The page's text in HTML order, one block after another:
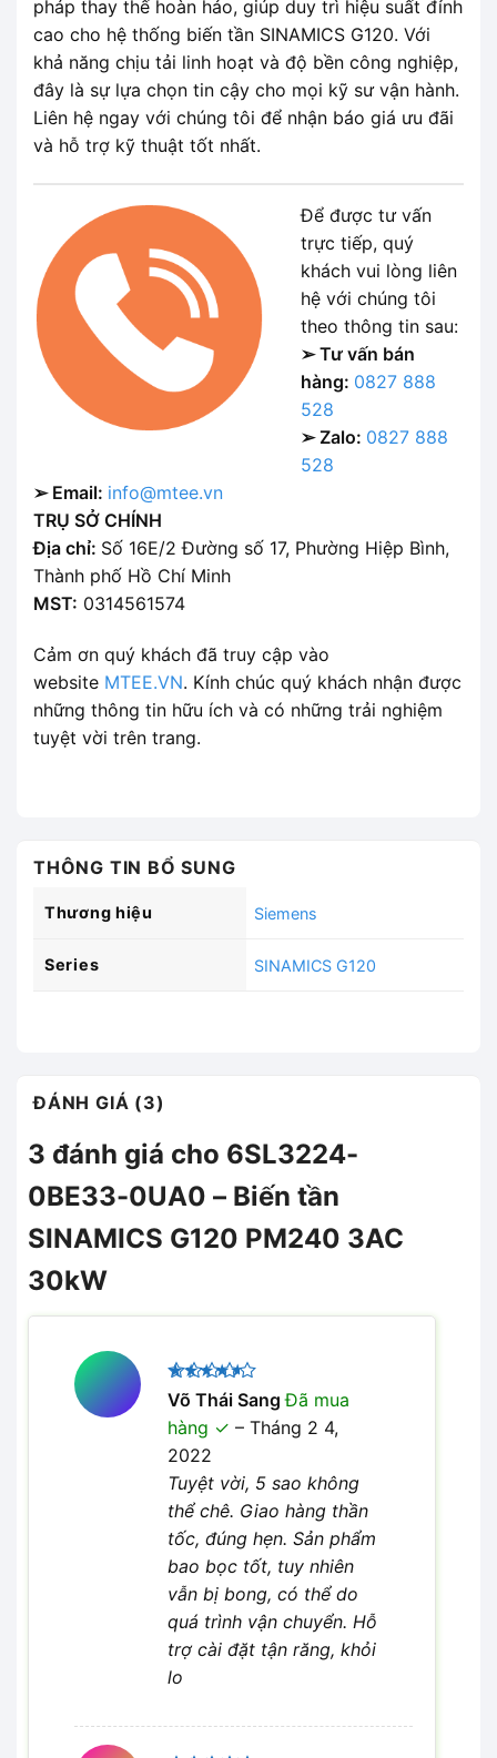
pháp thay thế hoàn hảo, giúp duy trì hiệu suất đỉnh
cao cho hệ thống biến tần SINAMICS G120. Với
khả năng chịu tải linh hoạt và độ bền công nghiệp,
đây là sự lựa chọn tin cậy cho mọi kỹ sư vận hành.
Liên hệ ngay với chúng tôi để nhận báo giá ưu đãi
và hỗ trợ kỹ thuật tốt nhất.
Để được tư vấn
trực tiếp, quý
khách vui lòng liên
hệ với chúng tôi
theo thông tin sau:
➢ Tư vấn bán
hàng: 0827 888
528
➢ Zalo: 0827 888
528
➢ Email: info@mtee.vn
TRỤ SỞ CHÍNH
Địa chỉ: Số 16E/2 Đường số 17, Phường Hiệp Bình,
Thành phố Hồ Chí Minh
MST: 0314561574
Cảm ơn quý khách đã truy cập vào
website MTEE.VN. Kính chúc quý khách nhận được
những thông tin hữu ích và có những trải nghiệm
tuyệt vời trên trang.
THÔNG TIN BỔ SUNG
Thương hiệu Siemens
Series SINAMICS G120
ĐÁNH GIÁ (3)
3 đánh giá cho 6SL3224-
0BE33-0UA0 – Biến tần
SINAMICS G120 PM240 3AC
30kW
Được
xếp hạng
45 sao
Võ Thái SangĐã mua
hàng
– Tháng 2 4,
2022
Tuyệt vời, 5 sao không
thể chê. Giao hàng thần
tốc, đúng hẹn. Sản phẩm
bao bọc tốt, tuy nhiên
vẫn bị bong, có thể do
quá trình vận chuyển. Hỗ
trợ cài đặt tận răng, khỏi
lo